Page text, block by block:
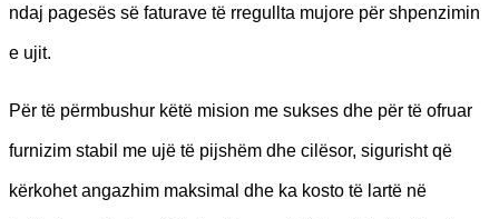
ndaj pagesës së faturave të rregullta mujore për shpenzimin
e ujit.
Për të përmbushur këtë mision me sukses dhe për të ofruar
furnizim stabil me ujë të pijshëm dhe cilësor, sigurisht që
kërkohet angazhim maksimal dhe ka kosto të lartë në